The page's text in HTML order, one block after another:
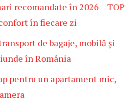
recomandate în 2026 – TOP
în fiecare zi
de bagaje, mobilă și
în România
pentru un apartament mic,